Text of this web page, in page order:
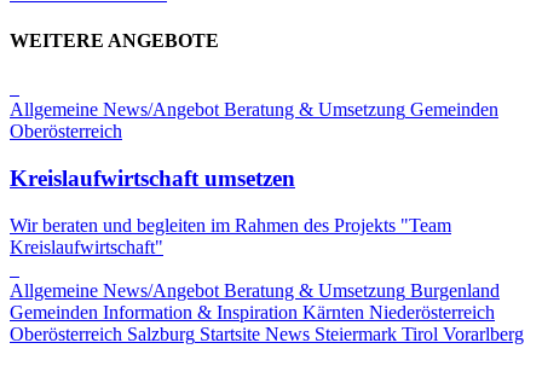
WEITERE ANGEBOTE
Allgemeine News/Angebot Beratung & Umsetzung Gemeinden
Oberösterreich
Kreislaufwirtschaft umsetzen
Wir beraten und begleiten im Rahmen des Projekts "Team
Kreislaufwirtschaft"
Allgemeine News/Angebot Beratung & Umsetzung Burgenland
Gemeinden Information & Inspiration Kärnten Niederösterreich
Oberösterreich Salzburg Startsite News Steiermark Tirol Vorarlberg